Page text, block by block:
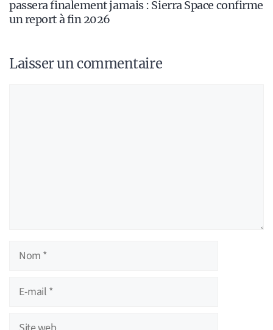
passera finalement jamais : Sierra Space confirme
un report à fin 2026
Laisser un commentaire
Nom
Site